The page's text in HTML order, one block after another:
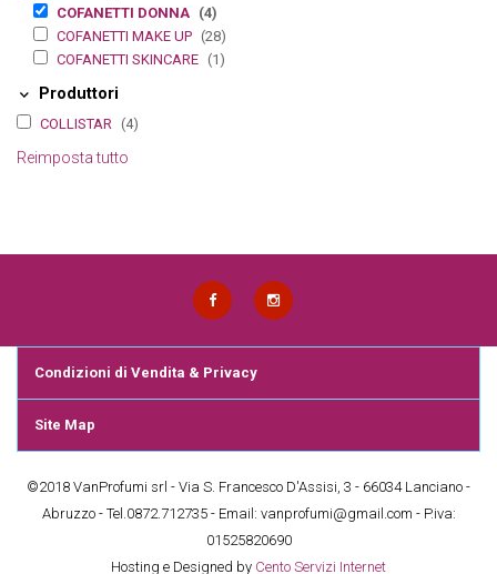
COFANETTI DONNA (4)
COFANETTI MAKE UP (28)
COFANETTI SKINCARE (1)
Produttori
COLLISTAR (4)
Reimposta tutto
Condizioni di Vendita & Privacy
Site Map
©2018 VanProfumi srl - Via S. Francesco D'Assisi, 3 - 66034 Lanciano -
Abruzzo - Tel.0872.712735 - Email: vanprofumi@gmail.com - P.iva:
01525820690
Hosting e Designed by Cento Servizi Internet